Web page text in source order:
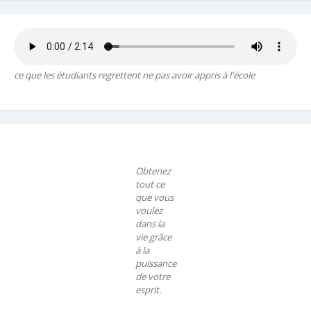
ce que les étudiants regrettent ne pas avoir appris à l'école
Obtenez
tout ce
que vous
voulez
dans la
vie grâce
à la
puissance
de votre
esprit.